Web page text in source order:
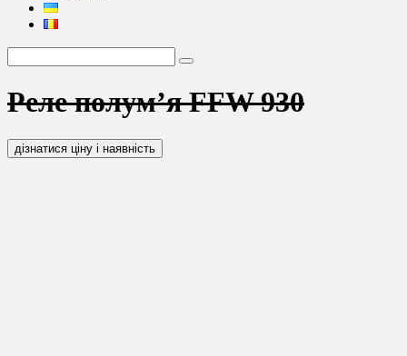
Реле полум’я FFW 930
дізнатися ціну і наявність